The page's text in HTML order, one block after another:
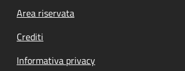
Footer menu
Area riservata
Crediti
Informativa privacy